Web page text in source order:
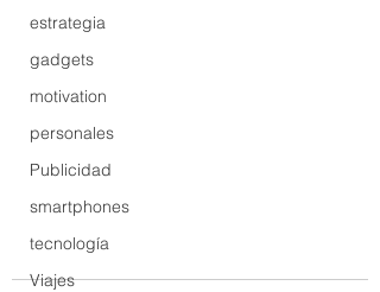
estrategia
gadgets
motivation
personales
Publicidad
smartphones
tecnología
Viajes